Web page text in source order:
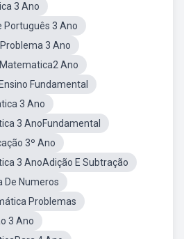
3 Ano
Português 3 Ano
3 Ano
Ano
Fundamental
3 Ano
3 AnoFundamental
3º Ano
3 AnoAdição E Subtração
De Numeros
Problemas
3 Ano